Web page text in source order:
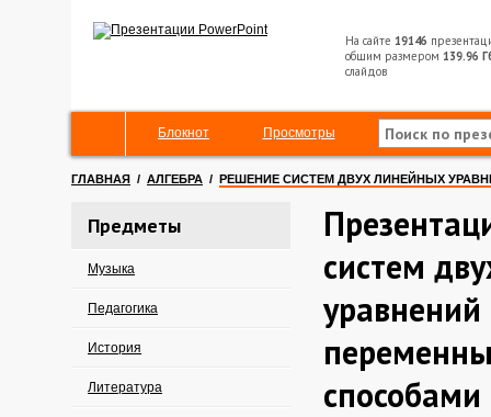
На сайте 19146
общим размером 139.96
слайдов
Блокнот Просмотры
ГЛАВНАЯ / АЛГЕБРА / РЕШЕНИЕ СИСТЕМ ДВУХ ЛИНЕЙНЫХ
Предметы
Музыка
Педагогика
История
Литература
систем
способами